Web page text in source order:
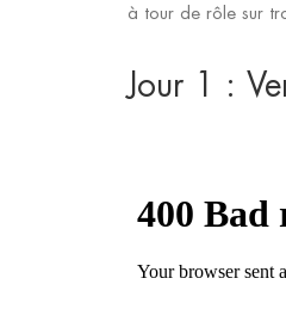
à tour de rôle sur
Jour 1 :